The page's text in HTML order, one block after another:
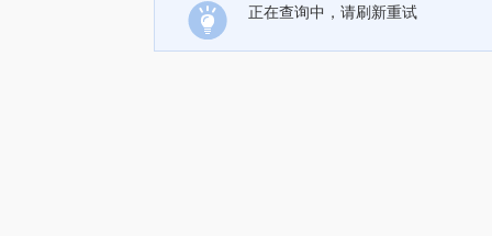
正在查询中，请刷新重试